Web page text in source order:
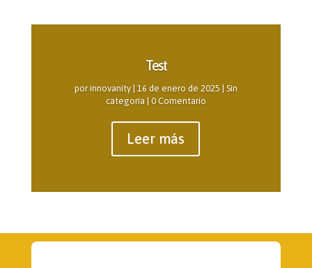
Test
porinnovanity| 16 de enero de 2025
Sin
categoría | 0 Comentario
Leer más